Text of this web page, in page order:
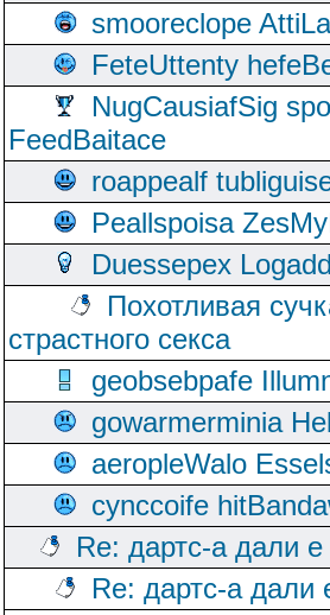
smooreclope
FeteUttenty
NugCausiafSig
FeedBaitace
roappealf
Peallspoisa
Duessepex
Похотливая
страстного секса
geobsebpafe
gowarmerminia
aeropleWalo
cynccoife
Re: дартс-а дали
Re: дартс-а дали